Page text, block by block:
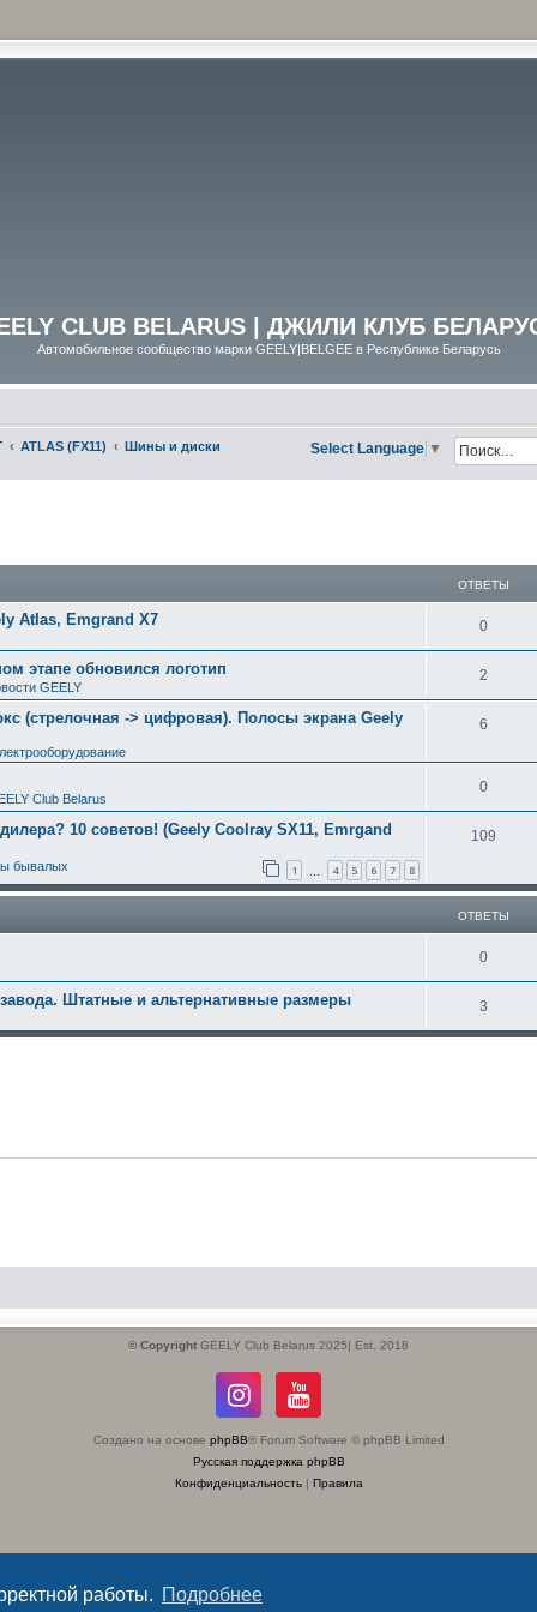
работы. Подробнее
CLUB BELARUS | ДЖИЛИ КЛУБ
Автомобильное сообщество марки GEELY|BELGEE в Республике Беларусь
ATLAS (FX11) Шины и диски Select Language ▼
ОТВЕТЫ
Atlas, Emgrand X7 0
этапе обновился логотип
GEELY
2
(стрелочная -> цифровая). Полосы экрана Geely 6
Club Belarus
0
10 советов! (Geely Coolray SX11, Emrgand
бывалых 1 4 5 6 7 8
109
ОТВЕТЫ
0
Штатные и альтернативные размеры 3
© Copyright GEELY Club Belarus 2025| Est. 2018
Создано на основе phpBB® Forum Software © phpBB Limited
Русская поддержка phpBB
Конфиденциальность| Правила